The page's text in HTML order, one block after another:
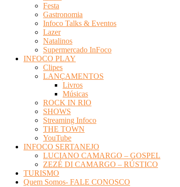
Festa
Gastronomia
Infoco Talks & Eventos
Lazer
Natalinos
Supermercado InFoco
INFOCO PLAY
Clipes
LANÇAMENTOS
Livros
Músicas
ROCK IN RIO
SHOWS
Streaming Infoco
THE TOWN
YouTube
INFOCO SERTANEJO
LUCIANO CAMARGO – GOSPEL
ZEZÉ DI CAMARGO – RÚSTICO
TURISMO
Quem Somos- FALE CONOSCO